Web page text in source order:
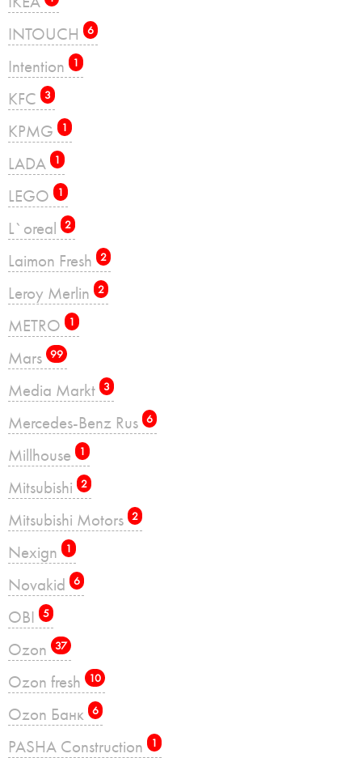
INTOUCH 6
Intention 1
KFC 3
KPMG 1
LADA 1
LEGO 1
L`oreal 2
Laimon Fresh 2
Leroy Merlin 2
METRO 1
Mars 99
Media Markt 3
Mercedes-Benz Rus 6
Millhouse 1
Mitsubishi 2
Mitsubishi Motors 2
Nexign 1
Novakid 6
OBI 5
Ozon 37
Ozon fresh 10
Ozon Банк 6
PASHA Construction 1